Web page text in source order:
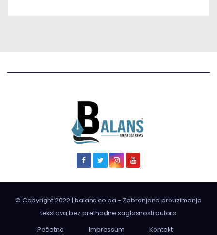
© Copyright 2022 | balans.co.ba - Zabranjeno preuzimanje
tekstova bez prethodne saglasnosti autora
Početna
Impressum Kontakt